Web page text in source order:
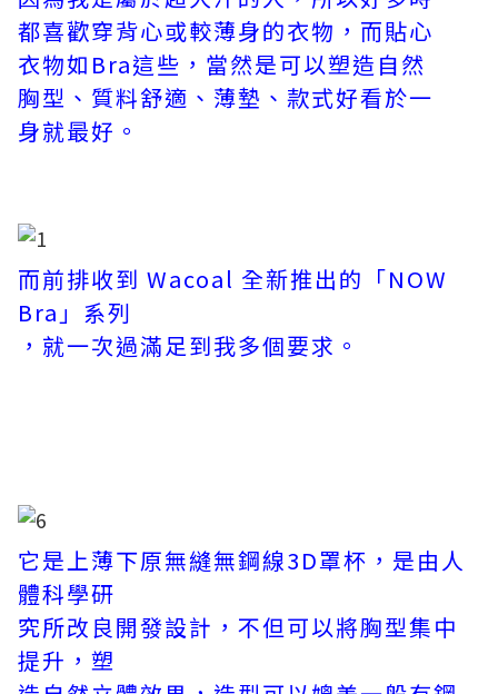
都喜歡穿背心或較薄身的衣物，而貼心
衣物如Bra這些，當然是可以塑造自然
胸型、質料舒適、薄墊、款式好看於一
身就最好。
而前排收到 Wacoal 全新推出的「NOW
Bra」系列
，就一次過滿足到我多個要求。
它是上薄下原無縫無鋼線3D罩杯，是由人
體科學研
究所改良開發設計，不但可以將胸型集中
提升，塑